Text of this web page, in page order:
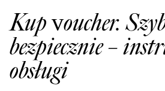
Kup voucher.
bezpiecznie –
obsługi